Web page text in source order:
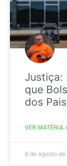
Justiça:
que
dos Pais
VER MATÉRIA
8 de agosto